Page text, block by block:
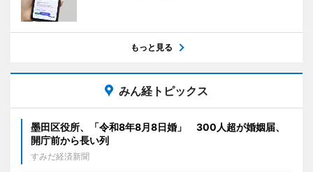
もっと見る
みん経トピックス
墨田区役所、「令和8年8月8日婚」 300人超が婚姻届、
開庁前から長い列
すみだ経済新聞